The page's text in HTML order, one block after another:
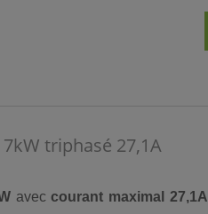
triphasé 27,1A
aveccourant maximal 27,1A